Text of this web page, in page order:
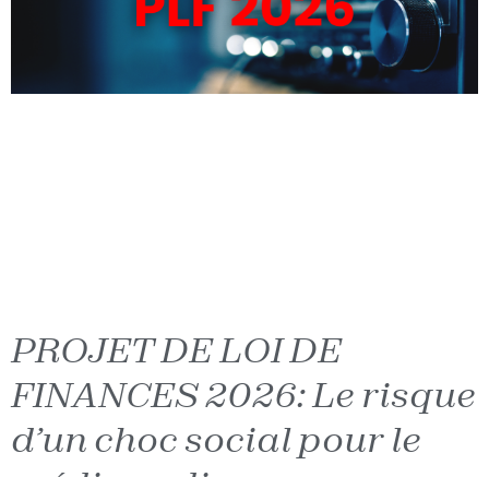
PROJET DE LOI DE
FINANCES 2026: Le risque
d’un choc social pour le